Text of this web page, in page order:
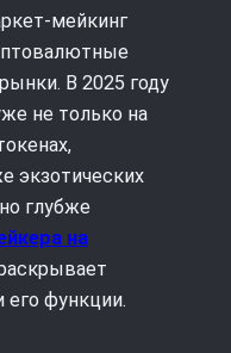
В 2025 году
не только на
экзотических
глубже
на
функции.